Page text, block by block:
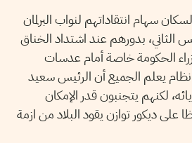
سهام انتقاداتهم لنواب البرلمان
الثاني، بدورهم عند اشتداد الخناق
الحكومة خاصة أمام عدسات
نظام يعلم الجميع أن الرئيس سعيد
لكنهم يتجنبون قدر الإمكان
على ديكور توازن يقود البلاد من ازمة